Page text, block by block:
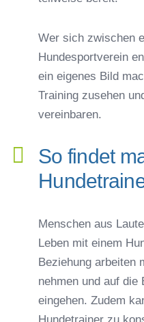
Wer sich zwischen
Hundesportverein
ein eigenes Bild
Training zusehen
vereinbaren.
So findet
Menschen aus
Leben mit einem
Beziehung arbeiten
nehmen und auf die
eingehen. Zudem
Hundetrainer zu